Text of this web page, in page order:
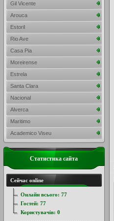
Gil Vicente
Arouca
Estoril
Rio Ave
Casa Pia
Moreirense
Estrela
Santa Clara
Nacional
Alverca
Maritimo
Academico Viseu
Статистика сайта
Сейчас online
Онлайн всього: 77
Гостей: 77
Користувачів: 0